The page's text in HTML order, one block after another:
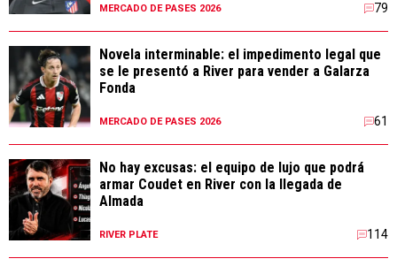
MERCADO DE PASES 2026 79
Novela interminable: el impedimento legal que
se le presentó a River para vender a Galarza
Fonda
MERCADO DE PASES 2026 61
No hay excusas: el equipo de lujo que podrá
armar Coudet en River con la llegada de
Almada
RIVER PLATE 114